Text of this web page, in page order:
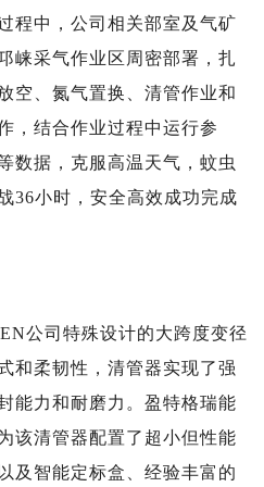
程中，公司相关部室及气矿
崃采气作业区周密部署，扎
空、氮气置换、清管作业和
，结合作业过程中运行参
数据，克服高温天气，蚊虫
36小时，安全高效成功完成
公司特殊设计的大跨度变径
和柔韧性，清管器实现了强
能力和耐磨力。盈特格瑞能
该清管器配置了超小但性能
及智能定标盒、经验丰富的